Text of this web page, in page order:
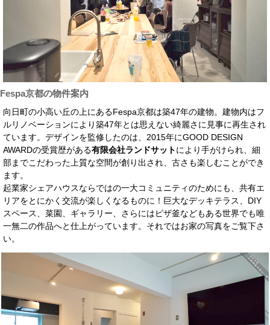
Fespa京都の物件案内
向日町の小高い丘の上にあるFespa京都は築47年の建物。建物内はフ
ルリノベーションにより築47年とは思えない綺麗さに見事に再生され
ています。デザインを監修したのは、2015年にGOOD DESIGN
AWARDの受賞歴がある有限会社ランドサットにより手がけられ、細
部までこだわった上質な空間が創り出され、古さも楽しむことができ
ます。
起業家シェアハウスならではの一大コミュニティのためにも、共有エ
リアをとにかく交流が楽しくなるものに！巨大なデッキテラス、DIY
スペース、菜園、ギャラリー、さらにはピザ釜などもある世界でも唯
一無二の作品へと仕上がっています。それではお家の写真をご覧下さ
い。